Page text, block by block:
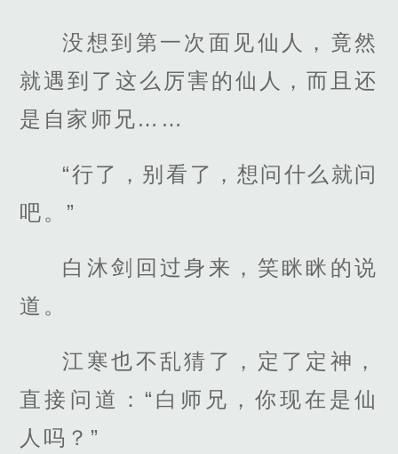
没想到第一次面见仙人，竟然
就遇到了这么厉害的仙人，而且还
是自家师兄……
“行了，别看了，想问什么就问
吧。”
白沐剑回过身来，笑眯眯的说
道。
江寒也不乱猜了，定了定神，
直接问道：“白师兄，你现在是仙
人吗？”